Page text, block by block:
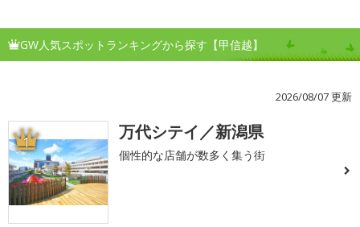
GW人気スポットランキングから探す【甲信越】
2026/08/07 更新
1 万代シテイ／新潟県
個性的な店舗が数多く集う街